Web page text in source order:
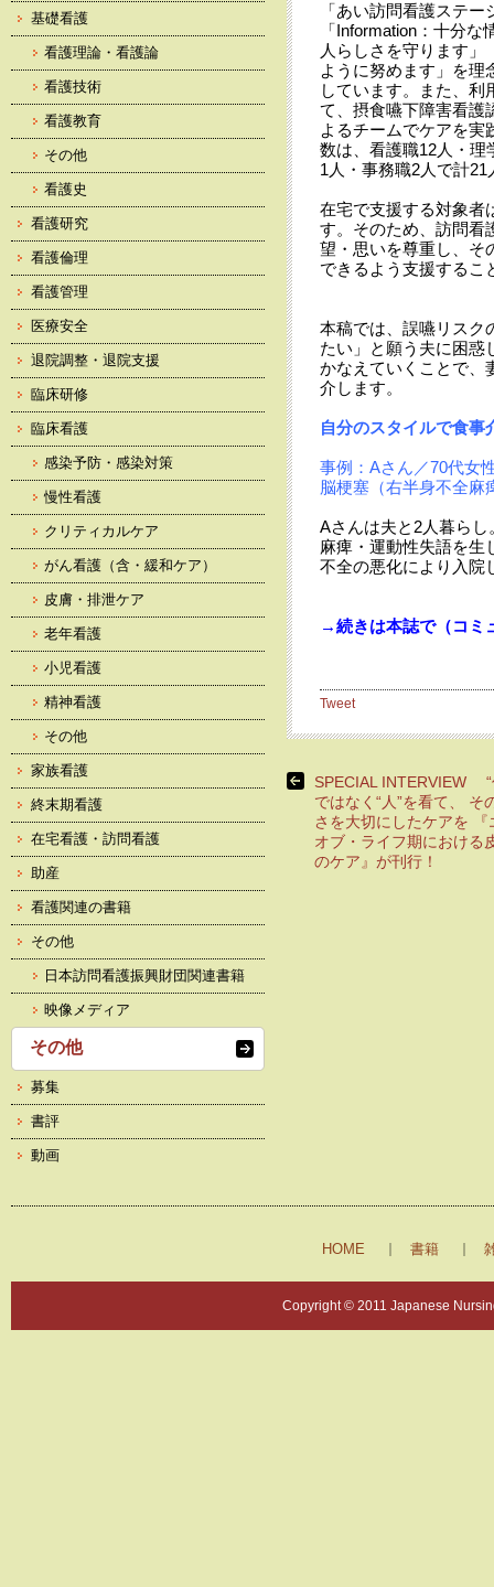
「あい訪問看護ステ
「Information：十分
人らしさを守ります」
ように努めます」を理
しています。また、
て、摂食嚥下障害看護
よるチームでケアを実
数は、看護職12人・理
1人・事務職2人で計21
在宅で支援する対象者
す。そのため、訪問看
望・思いを尊重し、そ
できるよう支援するこ
本稿では、誤嚥リスク
たい」と願う夫に困惑
かなえていくことで、
介します。
自分のスタイルで食事
事例：Aさん／70代女
脳梗塞（右半身不全麻
Aさんは夫と2人暮ら
麻痺・運動性失語を生
不全の悪化により入院
→続きは本誌で（コミ
Tweet
SPECIAL INTERVIEW “
ではなく“人”を看て、 そ
さを大切にしたケアを 『
オブ・ライフ期における
のケア』が刊行！
基礎看護
看護理論・看護論
看護技術
看護教育
その他
看護史
看護研究
看護倫理
看護管理
医療安全
退院調整・退院支援
臨床研修
臨床看護
感染予防・感染対策
慢性看護
クリティカルケア
がん看護（含・緩和ケア）
皮膚・排泄ケア
老年看護
小児看護
精神看護
その他
家族看護
終末期看護
在宅看護・訪問看護
助産
看護関連の書籍
その他
日本訪問看護振興財団関連書籍
映像メディア
その他
募集
書評
動画
HOME 書籍
Copyright © 2011 Japanese